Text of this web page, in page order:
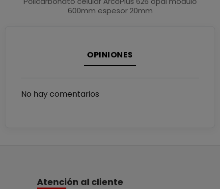
600mm espesor 20mm
OPINIONES
No hay comentarios
Atención al cliente